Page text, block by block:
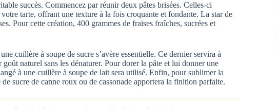
succès. Commencez par réunir deux pâtes brisées. Celles-ci
tarte, offrant une texture à la fois croquante et fondante. La star de
Pour cette création, 400 grammes de fraises fraîches, sucrées et
cuillère à soupe de sucre s’avère essentielle. Ce dernier servira à
naturel sans les dénaturer. Pour dorer la pâte et lui donner une
à une cuillère à soupe de lait sera utilisé. Enfin, pour sublimer la
sucre de canne roux ou de cassonade apportera la finition parfaite.